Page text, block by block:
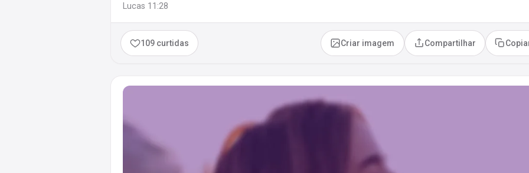
Lucas 11:28
109 curtidas Criar imagem Compartilhar